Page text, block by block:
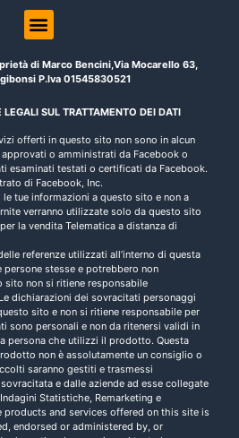
di Marco Bencini,Via Mocarello 63,
P.Iva 01545830521
LEGALI SUL TRATTAMENTO DEI DATI
offerti in questo sito non sono in alcun
o amministrati da Facebook o
esaminati testati o certificati da Facebook.
di Facebook, Inc.
tue informazioni a questo sito e non a
verranno utilizzate solo da questo sito
la vendita Telematica a distanza di
referenze utilizzati all’interno di questa
stesse e potrebbero non
sito non si ritiene responsabile
dichiarazioni dei sovracitati personaggi
sito e non si ritiene responsabile per
sono personali e non da ritenersi validi in
persona che utilizzi il prodotto. Questa
non è assolutamente un consiglio o
saranno gestiti e trasmessi
e dalle aziende ad esse collegate
Statistiche, Remarketing e
products and services offered on this site is
endorsed or administered by, or